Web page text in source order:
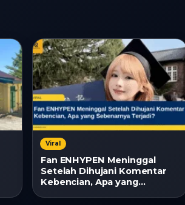
Viral
Fan ENHYPEN Meninggal
Setelah Dihujani Komentar
Kebencian, Apa yang